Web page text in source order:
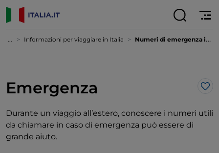
... Informazioni per viaggiare in Italia Numeri di emergenza in Italia
Emergenza
Durante un viaggio all’estero, conoscere i numeri utili
da chiamare in caso di emergenza può essere di
grande aiuto.